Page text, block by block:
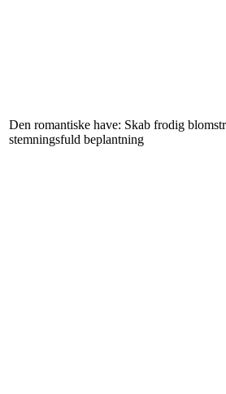
Den romantiske have: Skab frodig
stemningsfuld beplantning